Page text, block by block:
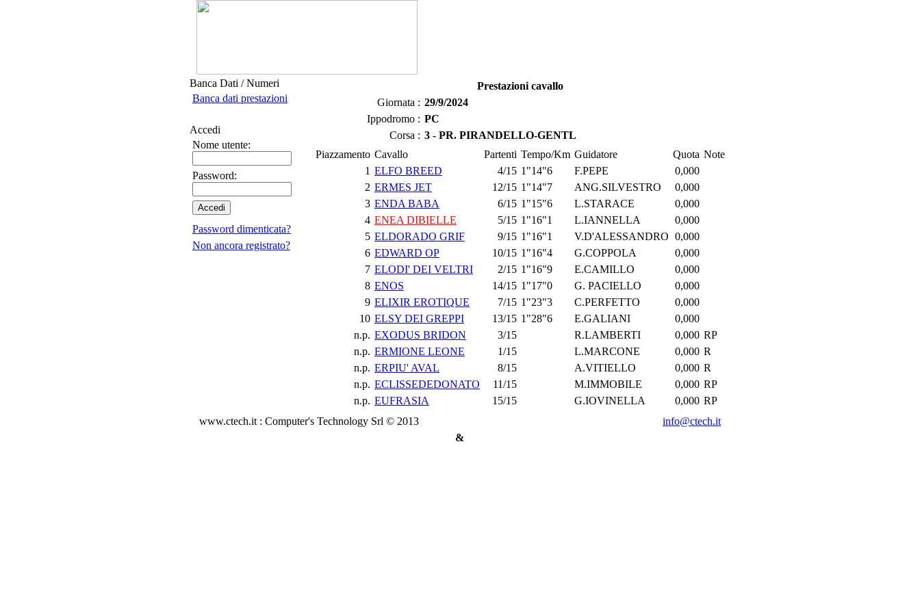
Banca Dati / Numeri
Banca dati prestazioni
Accedi
Nome utente:
Password:
Password dimenticata?
Non ancora registrato?
Prestazioni cavallo
Giornata : 29/9/2024
Ippodromo : PC
Corsa : 3 - PR. PIRANDELLO-GENTL
Piazzamento Cavallo Partenti Tempo/Km Guidatore Quota Note
1 ELFO BREED 4/15 1"14"6 F.PEPE
0,000
2 ERMES JET 12/15 1"14"7 ANG.SILVESTRO
0,000
3 ENDA BABA 6/15 1"15"6 L.STARACE
0,000
4 ENEA DIBIELLE 5/15 1"16"1 L.IANNELLA
0,000
5 ELDORADO GRIF 9/15 1"16"1 V.D'ALESSANDRO 0,000
6 EDWARD OP 10/15 1"16"4 G.COPPOLA
0,000
7 ELODI' DEI VELTRI 2/15 1"16"9 E.CAMILLO
0,000
8 ENOS 14/15 1"17"0 G. PACIELLO
0,000
9 ELIXIR EROTIQUE 7/15 1"23"3 C.PERFETTO
0,000
10 ELSY DEI GREPPI 13/15 1"28"6 E.GALIANI
0,000
n.p. EXODUS BRIDON 3/15 R.LAMBERTI 0,000 RP
n.p. ERMIONE LEONE 1/15 L.MARCONE 0,000 R
n.p. ERPIU' AVAL 8/15 A.VITIELLO 0,000 R
n.p. ECLISSEDEDONATO 11/15 M.IMMOBILE 0,000 RP
n.p. EUFRASIA 15/15 G.IOVINELLA 0,000 RP
www.ctech.it : Computer's Technology Srl © 2013
info@ctech.it
&